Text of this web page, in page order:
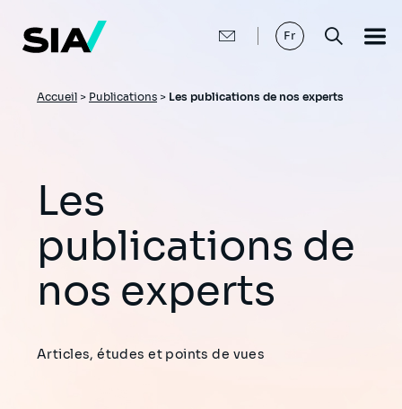
contenu
principal
Fr
Fil
Accueil > Publications > Les publications de nos experts
Les
publications de
nos experts
Articles, études et points de vues